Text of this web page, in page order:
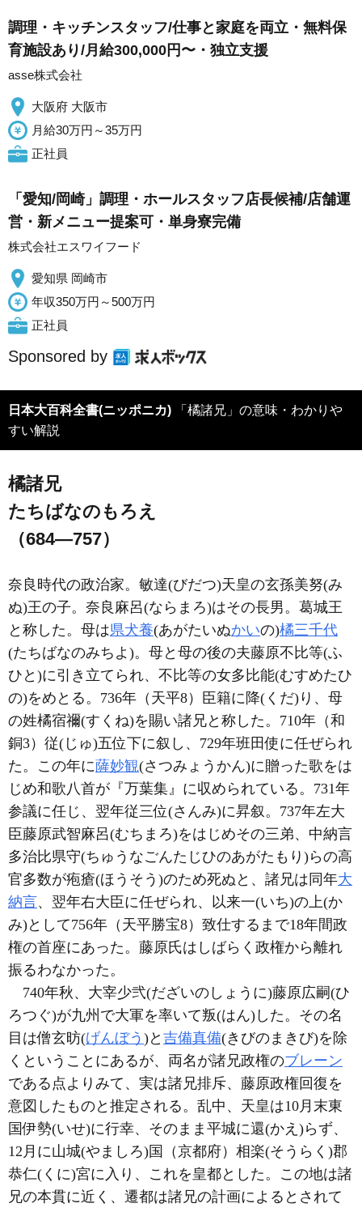
調理・キッチンスタッフ/仕事と家庭を両立・無料保
育施設あり/月給300,000円〜・独立支援
asse株式会社
大阪府 大阪市
月給30万円～35万円
正社員
「愛知/岡崎」調理・ホールスタッフ店長候補/店舗運
営・新メニュー提案可・単身寮完備
株式会社エスワイフード
愛知県 岡崎市
年収350万円～500万円
正社員
Sponsored by
日本大百科全書(ニッポニカ)
すい解説
橘諸兄
たちばなのもろえ
（684―757）
奈良時代の政治家。敏達(びだつ)天皇の玄孫美努(み
ぬ)王の子。奈良麻呂(ならまろ)はその長男。葛城王
と称した。母は県犬養(あがたいぬかいの)橘三千代
(たちばなのみちよ)。母と母の後の夫藤原不比等(ふ
ひと)に引き立てられ、不比等の女多比能(むすめたひ
の)をめとる。736年（天平8）臣籍に降(くだ)り、母
の姓橘宿禰(すくね)を賜い諸兄と称した。710年（和
銅3）従(じゅ)五位下に叙し、729年班田使に任ぜられ
た。この年に薩妙観(さつみょうかん)に贈った歌をは
じめ和歌八首が『万葉集』に収められている。731年
参議に任じ、翌年従三位(さんみ)に昇叙。737年左大
臣藤原武智麻呂(むちまろ)をはじめその三弟、中納言
多治比県守(ちゅうなごんたじひのあがたもり)らの高
官多数が疱瘡(ほうそう)のため死ぬと、諸兄は同年大
納言、翌年右大臣に任ぜられ、以来一(いち)の上(か
み)として756年（天平勝宝8）致仕するまで18年間政
権の首座にあった。藤原氏はしばらく政権から離れ
振るわなかった。
740年秋、大宰少弐(だざいのしょうに)藤原広嗣(ひ
ろつぐ)が九州で大軍を率いて叛(はん)した。その名
目は僧玄昉(げんぼう )と 吉備真備(きびのまきび)を除
くということにあるが、両名が諸兄政権のブレーン
である点よりみて、実は諸兄排斥、藤原政権回復を
意図したものと推定される。乱中、天皇は10月末東
国伊勢(いせ)に行幸、そのまま平城に還(かえ)らず、
12月に山城(やましろ)国（京都府）相楽(そうらく)郡
恭仁(くに)宮に入り、これを皇都とした。この地は諸
兄の本貫に近く、遷都は諸兄の計画によるとされて